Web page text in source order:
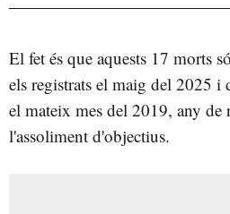
El fet és que aquests 17 morts
els registrats el maig del 2025 i
el mateix mes del 2019, any de
l'assoliment d'objectius.